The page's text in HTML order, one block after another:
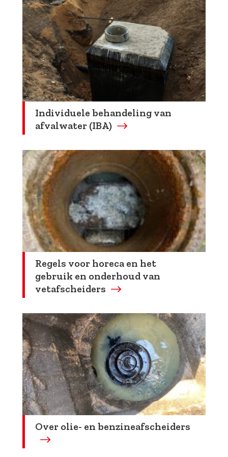
Individuele behandeling van
afvalwater (IBA)
Regels voor horeca en het
gebruik en onderhoud van
vetafscheiders
Over olie- en benzineafscheiders